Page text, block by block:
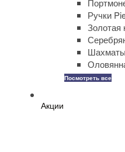
Ручки
Золотая
Посмотреть все
Акции